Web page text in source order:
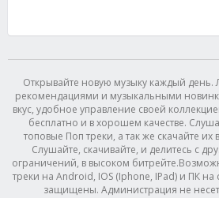
Открывайте новую музыку каждый день.
рекомендациями и музыкальными
вкус, удобное управление своей
бесплатно и в хорошем качестве.
топовые Поп треки, а так же скачайте их
Слушайте, скачивайте, и делитесь с
ограничений, в высоком
треки на Android, IOS (Iphone, IPad) и ПК на
защищены. Администрация не несет